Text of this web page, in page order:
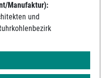
Manufaktur):
und